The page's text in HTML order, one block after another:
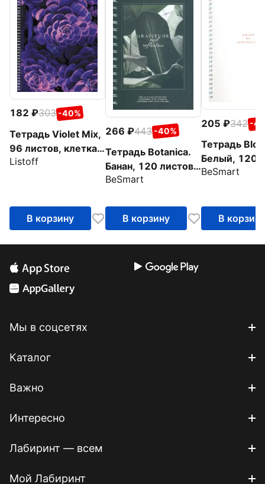
182 303 -40%
Тетрадь Violet Mix,
96 листов, клетка,
в ассортименте
Listoff
В корзину
266 443 -40%
Тетрадь Botanica.
Банан, 120 листов,
клетка
BeSmart
В корзину
205 342 -
Тетрадь
Белый, 120
клетка
BeSmart
В корзину
Мы в соцсетях
Каталог
Важно
Интересно
Лабиринт — всем
Мой Лабиринт